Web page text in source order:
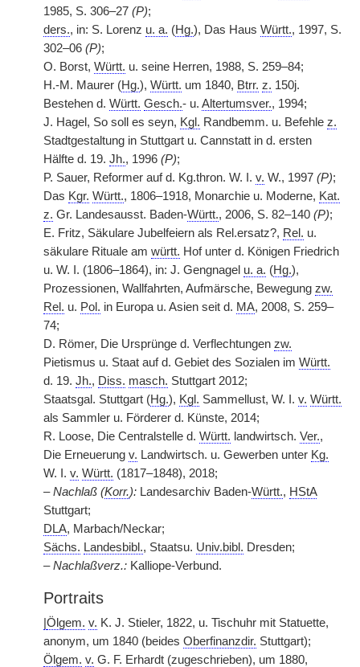
1985, S. 306–27 (P);
ders., in: S. Lorenz u. a. (Hg.), Das Haus Württ., 1997, S.
302–06 (P);
O. Borst, Württ. u. seine Herren, 1988, S. 259–84;
H.-M. Maurer (Hg.), Württ. um 1840, Btrr. z. 150j.
Bestehen d. Württ. Gesch.- u. Altertumsver., 1994;
J. Hagel, So soll es seyn, Kgl. Randbemm. u. Befehle z.
Stadtgestaltung in Stuttgart u. Cannstatt in d. ersten
Hälfte d. 19. Jh., 1996 (P);
P. Sauer, Reformer auf d. Kg.thron. W. I. v. W., 1997 (P);
Das Kgr. Württ., 1806–1918, Monarchie u. Moderne, Kat.
z. Gr. Landesausst. Baden-Württ., 2006, S. 82–140 (P);
E. Fritz, Säkulare Jubelfeiern als Rel.ersatz?, Rel. u.
säkulare Rituale am württ. Hof unter d. Königen Friedrich
u. W. I. (1806–1864), in: J. Gengnagel u. a. (Hg.),
Prozessionen, Wallfahrten, Aufmärsche, Bewegung zw.
Rel. u. Pol. in Europa u. Asien seit d. MA, 2008, S. 259–
74;
D. Römer, Die Ursprünge d. Verflechtungen zw.
Pietismus u. Staat auf d. Gebiet des Sozialen im Württ.
d. 19. Jh., Diss. masch. Stuttgart 2012;
Staatsgal. Stuttgart (Hg.), Kgl. Sammellust, W. I. v. Württ.
als Sammler u. Förderer d. Künste, 2014;
R. Loose, Die Centralstelle d. Württ. landwirtsch. Ver.,
Die Erneuerung v. Landwirtsch. u. Gewerben unter Kg.
W. I. v. Württ. (1817–1848), 2018;
–Nachlaß (Korr.): Landesarchiv Baden-Württ., HStA
Stuttgart;
DLA, Marbach/Neckar;
Sächs. Landesbibl., Staatsu. Univ.bibl. Dresden;
–Nachlaßverz.: Kalliope-Verbund.
Portraits
Ölgem. v. K. J. Stieler, 1822, u. Tischuhr mit Statuette,
anonym, um 1840 (beides Oberfinanzdir. Stuttgart);
Ölgem. v. G. F. Erhardt (zugeschrieben), um 1880,